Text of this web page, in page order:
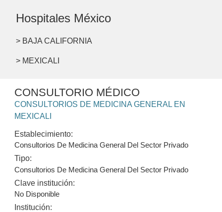
Hospitales México
> BAJA CALIFORNIA
> MEXICALI
CONSULTORIO MÉDICO
CONSULTORIOS DE MEDICINA GENERAL EN
MEXICALI
Establecimiento:
Consultorios De Medicina General Del Sector Privado
Tipo:
Consultorios De Medicina General Del Sector Privado
Clave institución:
No Disponible
Institución: